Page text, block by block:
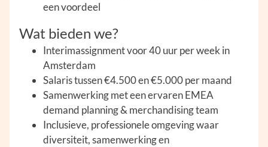
een voordeel
Wat bieden we?
Interimassignment voor 40 uur per week in
Amsterdam
Salaris tussen €4.500 en €5.000 per maand
Samenwerking met een ervaren EMEA
demand planning & merchandising team
Inclusieve, professionele omgeving waar
diversiteit, samenwerking en